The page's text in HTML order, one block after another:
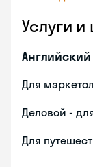
Услуги
Для
Деловой -
Для